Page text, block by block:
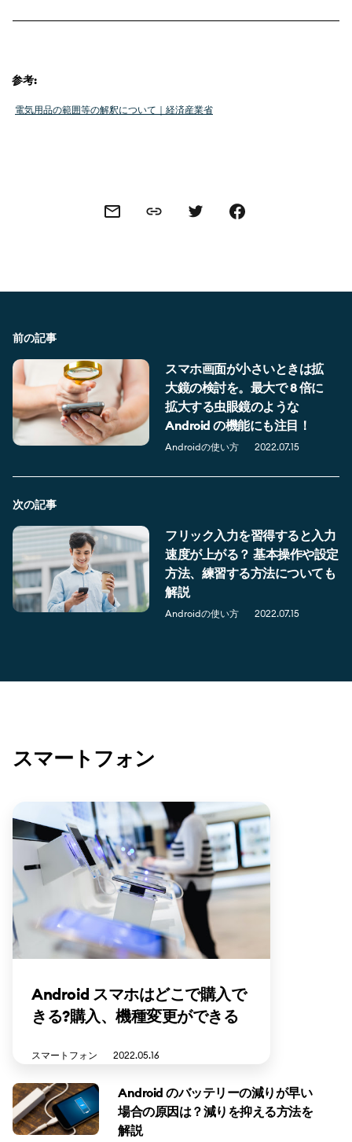
参考:
電気用品の範囲等の解釈について｜経済産業省
Share this via email
Share this linkShare this via Twitter
Share this on Facebook
前の記事
スマホ画面が小さいときは拡
大鏡の検討を。最大で 8 倍に
拡大する虫眼鏡のような
Android の機能にも注目！
Androidの使い方 2022.07.15
次の記事
フリック入力を習得すると入力
速度が上がる？ 基本操作や設定
方法、練習する方法についても
解説
Androidの使い方 2022.07.15
スマートフォン
Android スマホはどこで購入で
きる?購入、機種変更ができる
スマートフォン 2022.05.16
Android のバッテリーの減りが早い
場合の原因は？減りを抑える方法を
解説